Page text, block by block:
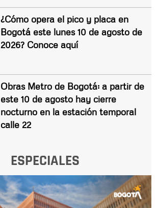
¿Cómo opera el pico y placa en
Bogotá este lunes 10 de agosto de
2026? Conoce aquí
Obras Metro de Bogotá: a partir de
este 10 de agosto hay cierre
nocturno en la estación temporal
calle 22
ESPECIALES